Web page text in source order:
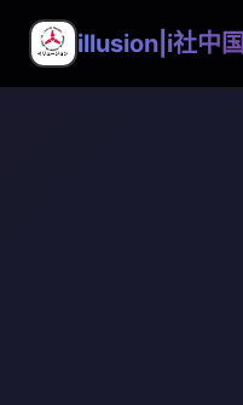
illusion|i社中国